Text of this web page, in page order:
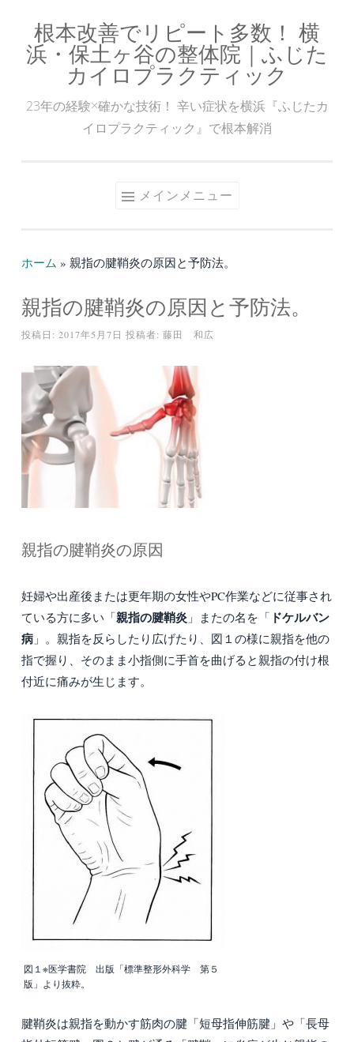
ン
根本改善でリピート多数！ 横
浜・保土ヶ谷の整体院｜ふじた
カイロプラクティック
23年の経験×確かな技術！ 辛い症状を横浜『ふじたカ
イロプラクティック』で根本解消
メインメニュー
ホーム » 親指の腱鞘炎の原因と予防法。
親指の腱鞘炎の原因と予防法。
投稿日: 2017年5月7日 投稿者: 藤田 和広
親指の腱鞘炎の原因
妊婦や出産後または更年期の女性やPC作業などに従事され
ている方に多い「親指の腱鞘炎 」またの名を「 ドケルバン
病 」。親指を反らしたり広げたり、図１の様に親指を他の
指で握り、そのまま小指側に手首を曲げると親指の付け根
付近に痛みが生じます。
図１※医学書院 出版「標準整形外科学 第５
版」より抜粋。
腱鞘炎は親指を動かす筋肉の腱「短母指伸筋腱」や「長母